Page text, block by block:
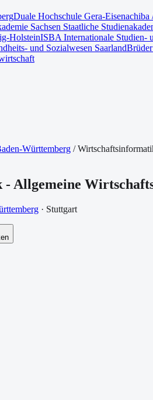
Duale Hochschule Gera-Eisenachiba
Sachsen Staatliche
HolsteinISBA Internationale Studien-
und Sozialwesen Saarland
Württemberg /
Allgemeine
· Stuttgart